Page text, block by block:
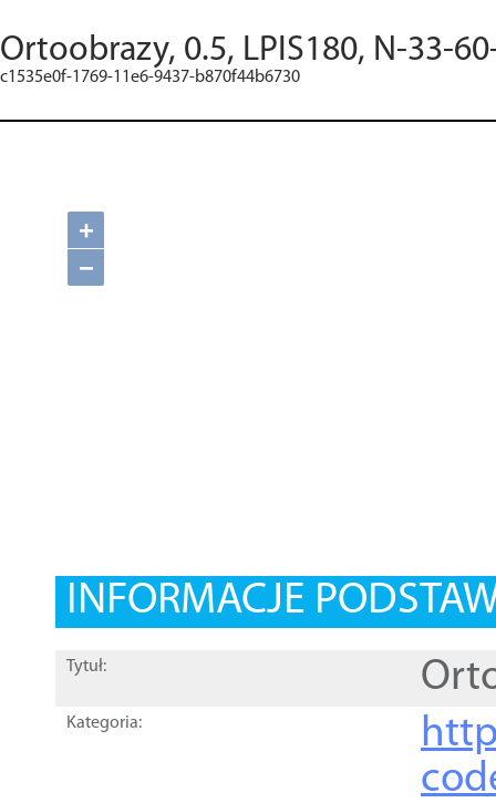
Ortoobrazy, 0.5, LPIS180, N-33-
c1535e0f-1769-11e6-9437-b870f44b6730
+
−
INFORMACJE
Tytuł:
Kategoria: